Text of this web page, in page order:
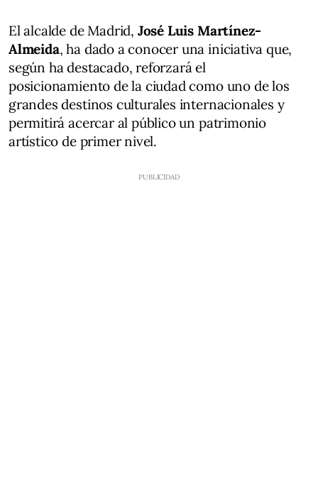
El alcalde de Madrid, José Luis Martínez-
Almeida, ha dado a conocer una iniciativa que,
según ha destacado, reforzará el
posicionamiento de la ciudad como uno de los
grandes destinos culturales internacionales y
permitirá acercar al público un patrimonio
artístico de primer nivel.